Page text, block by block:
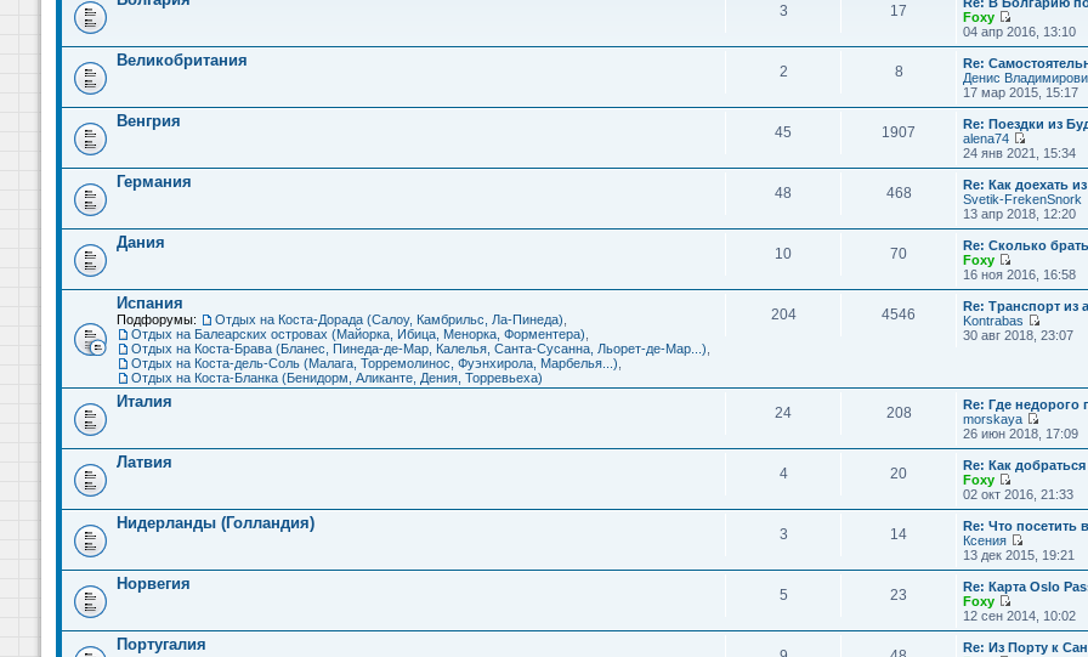
щ
н
и
ю
с
о
б
щ
е
н
и
ю
л
д
н
е
м
у
с
о
б
щ
е
н
и
ю
к
п
о
л
е
д
н
е
м
у
с
о
о
б
щ
е
и
ю
е
й
т
к
п
о
л
д
н
е
м
у
с
о
б
щ
е
н
и
3 17
Foxy
П
е
р
е
й
т
к
п
о
л
е
д
н
е
у
с
о
о
б
и
ю
04 апр 2016, 13:10
Великобритания
2 8
Re:
Денис
17 мар 2015, 15:17
Венгрия
45 1907
Re: Поездки из
alena74
П
е
р
е
й
т
к
п
о
л
е
д
с
о
о
щ
н
и
ю
24 янв 2021, 15:34
Германия
48 468
Re: Как доехать
Svetik-FrekenSnork
13 апр 2018, 12:20
Дания
10 70
Re: Сколько
Foxy
П
е
р
е
й
т
п
о
с
л
е
д
н
е
с
о
о
щ
н
и
ю
16 ноя 2016, 16:58
Испания
Подфорумы: Отдых на Коста-Дорада (Салоу, Камбрильс, Ла-Пинеда)
Отдых на Балеарских островах (Майорка, Ибица, Менорка, Форментера)
Отдых на Коста-Брава (Бланес, Пинеда-де-Мар, Калелья, Санта-Сусанна, Льорет-де-Мар...)
Отдых на Коста-дель-Соль (Малага, Торремолинос, Фуэнхирола, Марбелья...)
Отдых на Коста-Бланка (Бенидорм, Аликанте, Дения, Торревьеха)
204 4546
Re: Транспорт из
Kontrabas
П
й
т
п
о
л
е
д
е
с
о
о
щ
30 авг 2018, 23:07
Италия
24 208
Re: Где недорого
morskaya
П
е
р
е
й
т
к
п
о
л
д
н
е
26 июн 2018, 17:09
Латвия
4 20
Re: Как
Foxy
П
е
р
е
й
т
к
п
о
л
02 окт 2016, 21:33
Нидерланды (Голландия)
3 14
Re: Что посетить
Ксения
П
е
р
е
й
т
13 дек 2015, 19:21
Норвегия
5 23
Re: Карта Oslo
Foxy
П
е
р
12 сен 2014, 10:02
Португалия
Re: Из Порту к